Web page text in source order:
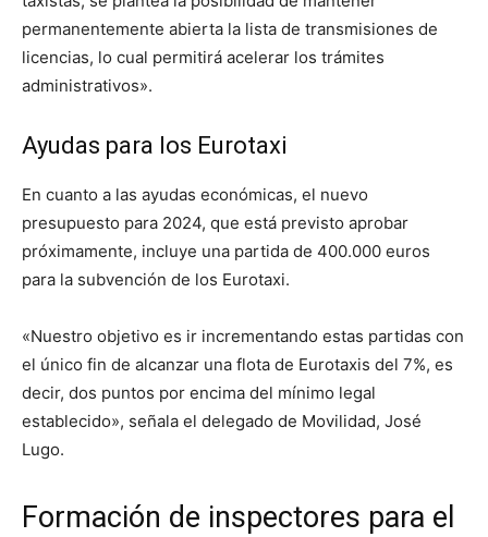
permanentemente abierta la lista de transmisiones de
licencias, lo cual permitirá acelerar los trámites
administrativos».
Ayudas para los Eurotaxi
En cuanto a las ayudas económicas, el nuevo
presupuesto para 2024, que está previsto aprobar
próximamente, incluye una partida de 400.000 euros
para la subvención de los Eurotaxi.
«Nuestro objetivo es ir incrementando estas partidas con
el único fin de alcanzar una flota de Eurotaxis del 7%, es
decir, dos puntos por encima del mínimo legal
establecido», señala el delegado de Movilidad, José
Lugo.
Formación de inspectores para el